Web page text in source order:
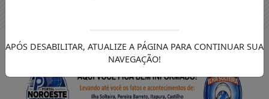
Entrar
APÓS DESABILITAR, ATUALIZE A PÁGINA PARA CONTINUAR SUA
NAVEGAÇÃO!